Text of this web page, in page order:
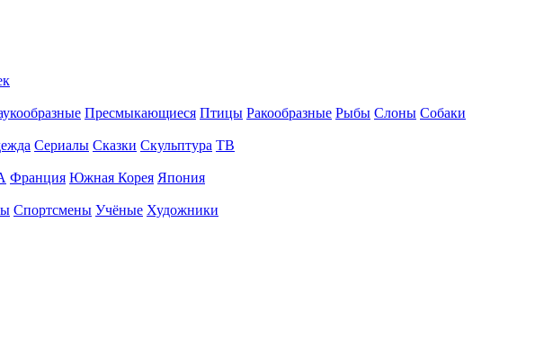
Пресмыкающиеся Птицы Ракообразные Рыбы Слоны Собаки
Сериалы Сказки Скульптура ТВ
Франция Южная Корея Япония
Спортсмены Учёные Художники